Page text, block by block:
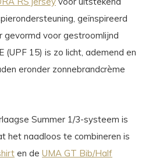
geïnspireerd
gevormd voor gestroomlijnd
(UPF 15) is zo licht, ademend en
eronder zonnebrandcrème
Summer 1/3-systeem is
het naadloos te combineren is
en de UMA GT Bib/Half